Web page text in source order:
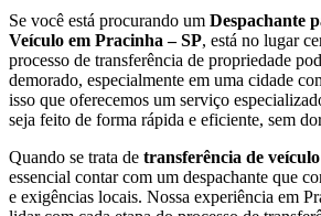
Se você está procurando um Despachante
Veículo em Pracinha – SP, está no lugar
processo de transferência de propriedade
demorado, especialmente em uma cidade
isso que oferecemos um serviço
seja feito de forma rápida e eficiente, sem
Quando se trata de transferência de
essencial contar com um despachante que
e exigências locais. Nossa experiência em